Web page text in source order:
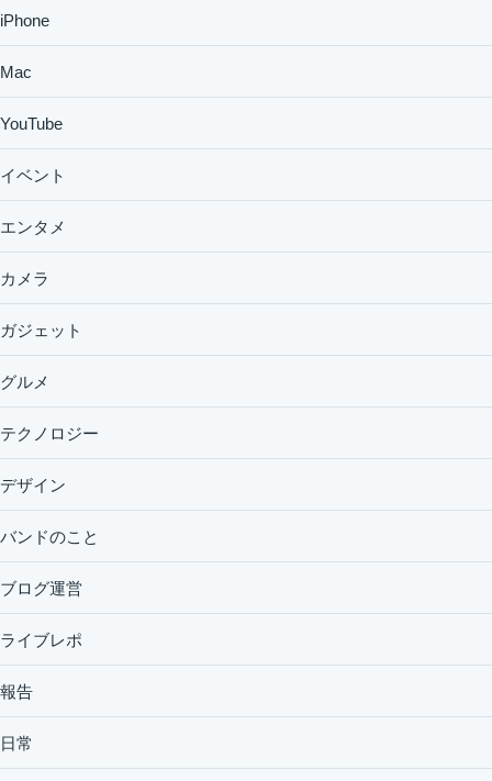
iPhone
Mac
YouTube
イベント
エンタメ
カメラ
ガジェット
グルメ
テクノロジー
デザイン
バンドのこと
ブログ運営
ライブレポ
報告
日常